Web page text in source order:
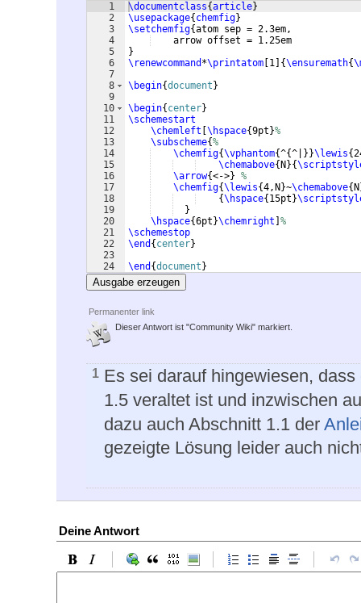
1
2
3
4
5
6
7
8
9
10
11
12
13
14
15
16
17
18
19
20
21
22
23
24
\documentclass{article}
\usepackage{ chemfig}
\setchemfig{atom sep = 2.3em,
    arrow offset = 1.25em
}
\renewcommand *\printatom 1 {\ensuremath{
\begin{document }
\begin{ center}
\schemestart
\chemleft \hspace{9pt }%
\subscheme{%
\chemfig{\vphantom{^{^| }}\lewis{
\chemabove{ N }{
\arrow{<->} %
\chemfig{\lewis{4,N }~\chemabove{ N
{\hspace{ 15pt }
}
\hspace{6pt }\chemright %
\schemestop
\end { center}
\end {document }
Ausgabe erzeugen
Permanenter link
Dieser Antwort ist "Community Wiki" markiert.
1 Es sei darauf hingewiesen,
1.5 veraltet ist und inzwischen
dazu auch Abschnitt 1.1 der
gezeigte Lösung leider auch
Deine Antwort